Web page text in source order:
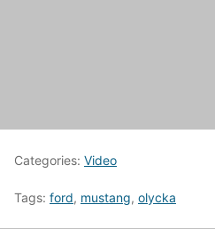
Categories: Video
Tags: ford, mustang, olycka